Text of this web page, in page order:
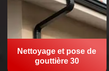
Nettoyage et pose de
gouttière 30